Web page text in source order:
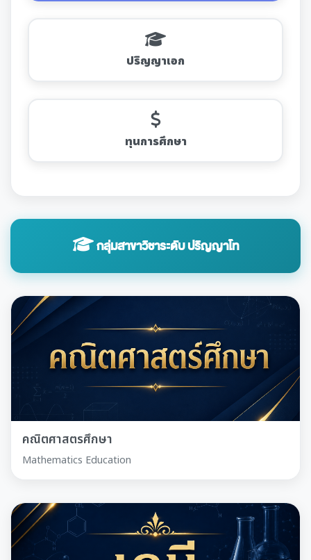
ปริญญาเอก
ทุนการศึกษา
กลุ่มสาขาวิชาระดับ ปริญญาโท
คณิตศาสตรศึกษา
Mathematics Education